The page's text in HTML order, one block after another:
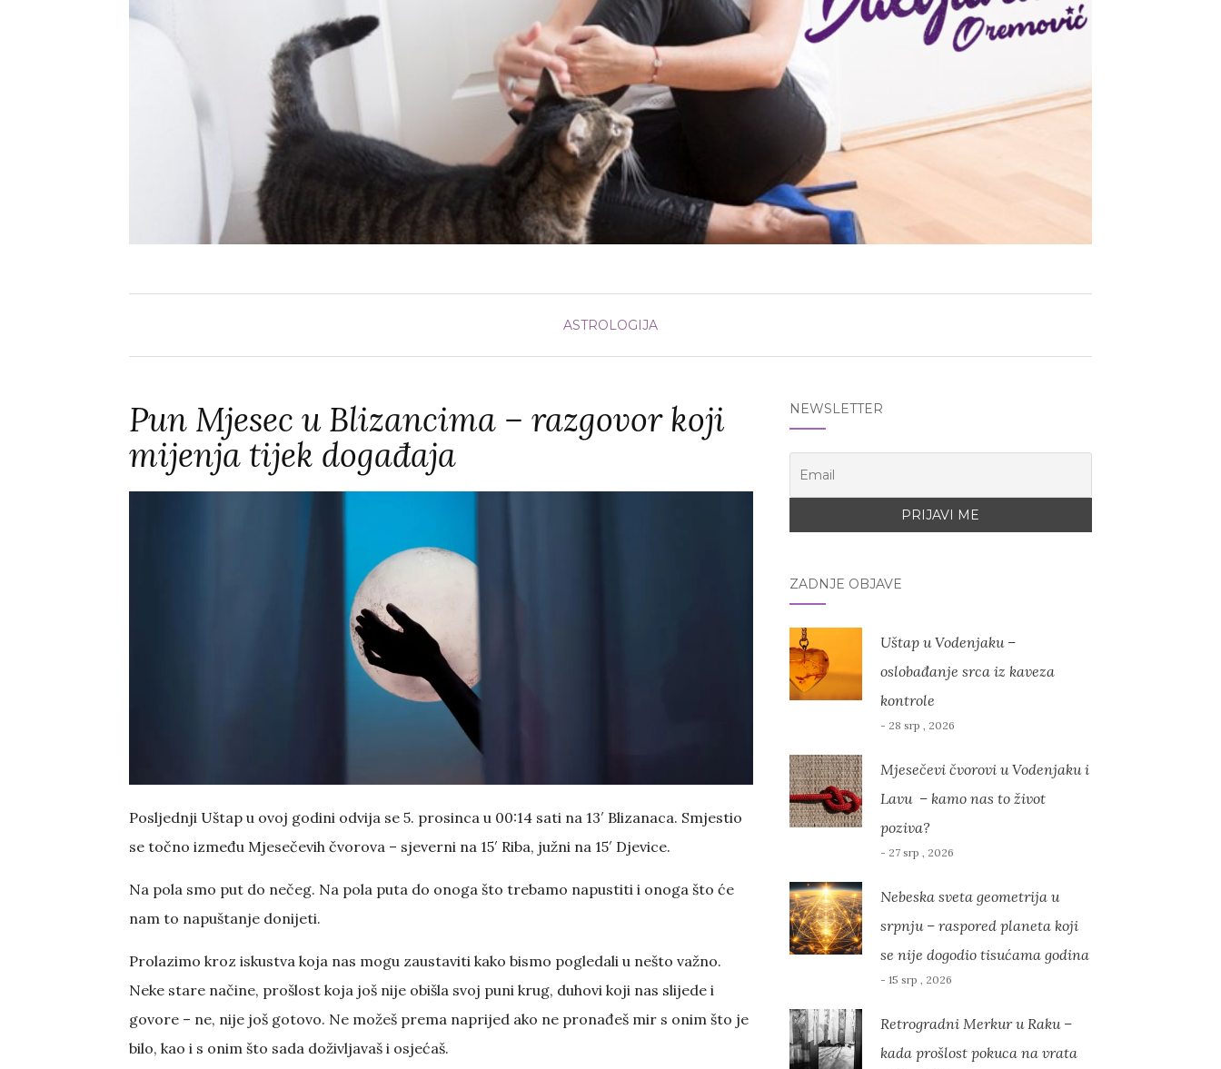
ASTROLOGIJA
Pun Mjesec u Blizancima – razgovor koji
mijenja tijek događaja
Posljednji Uštap u ovoj godini odvija se 5. prosinca u 00:14 sati na 13′ Blizanaca. Smjestio
se točno između Mjesečevih čvorova – sjeverni na 15′ Riba, južni na 15′ Djevice.
Na pola smo put do nečeg. Na pola puta do onoga što trebamo napustiti i onoga što će
nam to napuštanje donijeti.
Prolazimo kroz iskustva koja nas mogu zaustaviti kako bismo pogledali u nešto važno.
Neke stare načine, prošlost koja još nije obišla svoj puni krug, duhovi koji nas slijede i
govore – ne, nije još gotovo. Ne možeš prema naprijed ako ne pronađeš mir s onim što je
bilo, kao i s onim što sada doživljavaš i osjećaš.
NEWSLETTER
ZADNJE OBJAVE
Uštap u Vodenjaku –
oslobađanje srca iz kaveza
kontrole
- 28 srp , 2026
Mjesečevi čvorovi u Vodenjaku i
Lavu – kamo nas to život
poziva?
- 27 srp , 2026
Nebeska sveta geometrija u
srpnju – raspored planeta koji
se nije dogodio tisućama godina
- 15 srp , 2026
Retrogradni Merkur u Raku –
kada prošlost pokuca na vrata